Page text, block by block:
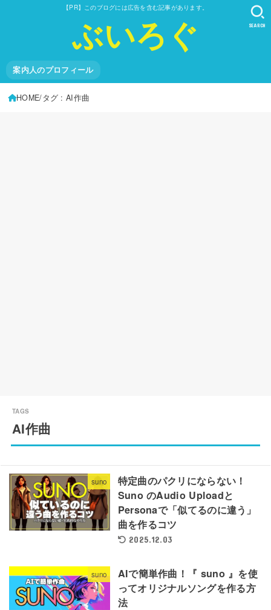
【PR】このブログには広告を含む記事があります。
ぶいろぐ
案内人のプロフィール
SEARCH
HOME タグ : AI作曲
AI作曲
suno
特定曲のパクリにならない！
Suno のAudio Uploadと
Personaで「似てるのに違う」
曲を作るコツ
2025.12.03
suno
AIで簡単作曲！『 suno 』を使
ってオリジナルソングを作る方
法